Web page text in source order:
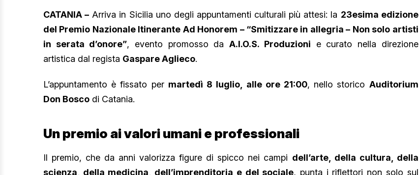
CATANIA – Arriva in Sicilia uno degli appuntamenti culturali più attesi: la 23esima edizione
del Premio Nazionale Itinerante Ad Honorem – “Smitizzare in allegria – Non solo artisti
in serata d’onore”, evento promosso daA.I.O.S. Produzioni e curato nella direzione
artistica dal regista Gaspare Aglieco.
L’appuntamento è fissato per martedì 8 luglio, alle ore 21:00, nello storico Auditorium
Don Bosco di Catania.
Un premio ai valori umani e professionali
Il premio, che da anni valorizza figure di spicco nei campi dell’arte, della cultura, della
scienza, della medicina, dell’imprenditoria e del sociale, punta i riflettori non solo sul